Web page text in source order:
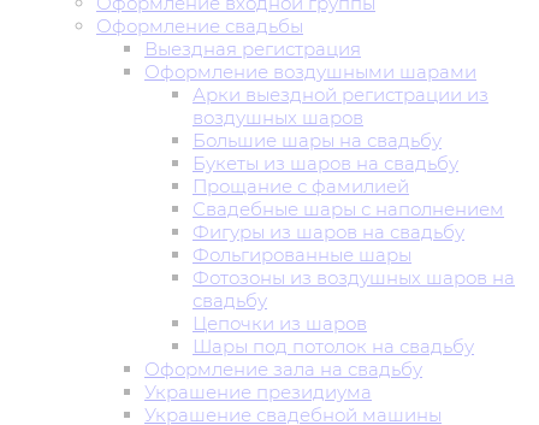
Оформление свадьбы
Выездная регистрация
Оформление воздушными шарами
Арки выездной регистрации из
воздушных шаров
Большие шары на свадьбу
Букеты из шаров на свадьбу
Прощание с фамилией
Свадебные шары с наполнением
Фигуры из шаров на свадьбу
Фольгированные шары
Фотозоны из воздушных шаров на
свадьбу
Цепочки из шаров
Шары под потолок на свадьбу
Оформление зала на свадьбу
Украшение президиума
Украшение свадебной машины